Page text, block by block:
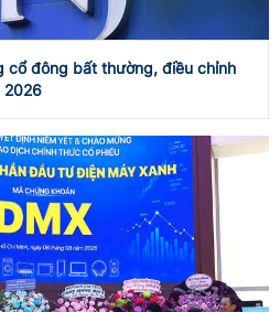
cổ đông bất thường, điều chỉnh
2026